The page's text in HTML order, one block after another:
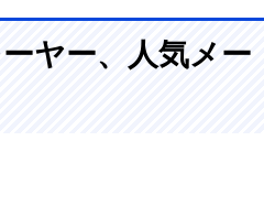
ヤー、人気メー